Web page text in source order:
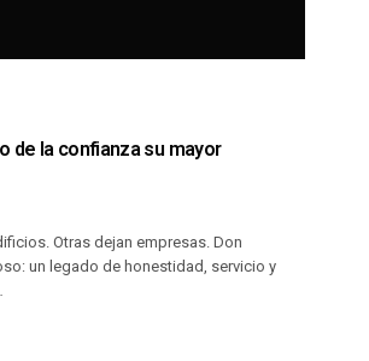
de la confianza su mayor
Otras dejan empresas. Don
un legado de honestidad, servicio y